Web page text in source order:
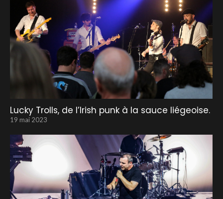
Lucky Trolls, de l’Irish punk à la sauce liégeoise.
19 mai 2023